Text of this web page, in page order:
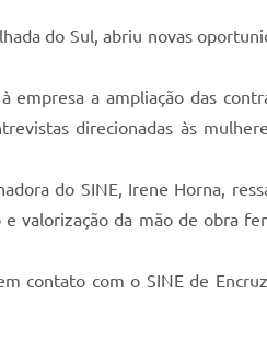
do Sul, abriu novas
a ampliação das
direcionadas às
do SINE, Irene Horna,
valorização da mão de obra
contato com o SINE de